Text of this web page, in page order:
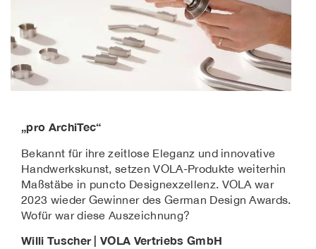
„pro ArchiTec“
Bekannt für ihre zeitlose Eleganz und innovative
Handwerkskunst, setzen VOLA-Produkte weiterhin
Maßstäbe in puncto Designexzellenz. VOLA war
2023 wieder Gewinner des German Design Awards.
Wofür war diese Auszeichnung?
Willi Tuscher | VOLA Vertriebs GmbH